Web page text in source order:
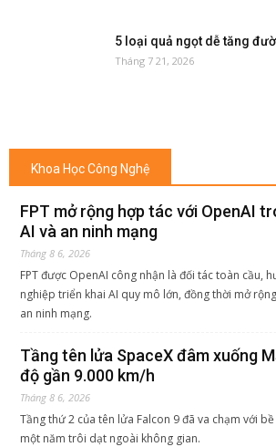
5 loại quả ngọt dễ tăng
Tháng 7 21, 2026
Khoa Học Công Nghệ
FPT mở rộng hợp tác với OpenAI
AI và an ninh mạng
Tháng 8 6, 2026
FPT được OpenAI công nhận là đối tác toàn cầu,
nghiệp triển khai AI quy mô lớn, đồng thời mở
an ninh mạng.
Tầng tên lửa SpaceX đâm xuống
độ gần 9.000 km/h
Tháng 8 6, 2026
Tầng thứ 2 của tên lửa Falcon 9 đã va chạm với
một năm trôi dạt ngoài không gian.